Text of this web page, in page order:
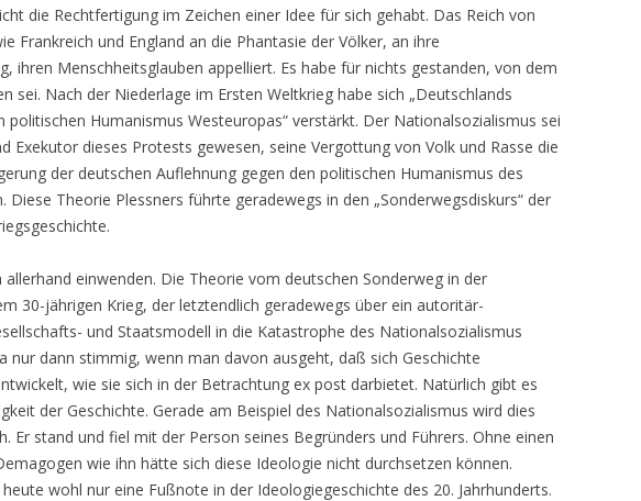
die Rechtfertigung im Zeichen einer Idee für sich gehabt. Das Reich von
Frankreich und England an die Phantasie der Völker, an ihre
ihren Menschheitsglauben appelliert. Es habe für nichts gestanden, von dem
sei. Nach der Niederlage im Ersten Weltkrieg habe sich „Deutschlands
politischen Humanismus Westeuropas“ verstärkt. Der Nationalsozialismus sei
Exekutor dieses Protests gewesen, seine Vergottung von Volk und Rasse die
der deutschen Auflehnung gegen den politischen Humanismus des
Diese Theorie Plessners führte geradewegs in den „Sonderwegsdiskurs“ der
allerhand einwenden. Die Theorie vom deutschen Sonderweg in der
30-jährigen Krieg, der letztendlich geradewegs über ein autoritär-
und Staatsmodell in die Katastrophe des Nationalsozialismus
nur dann stimmig, wenn man davon ausgeht, daß sich Geschichte
wie sie sich in der Betrachtung ex post darbietet. Natürlich gibt es
der Geschichte. Gerade am Beispiel des Nationalsozialismus wird dies
Er stand und fiel mit der Person seines Begründers und Führers. Ohne einen
wie ihn hätte sich diese Ideologie nicht durchsetzen können.
wohl nur eine Fußnote in der Ideologiegeschichte des 20. Jahrhunderts.